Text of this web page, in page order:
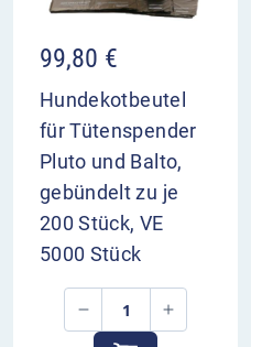
99,80 €
Hundekotbeutel
für Tütenspender
Pluto und Balto,
gebündelt zu je
200 Stück, VE
5000 Stück